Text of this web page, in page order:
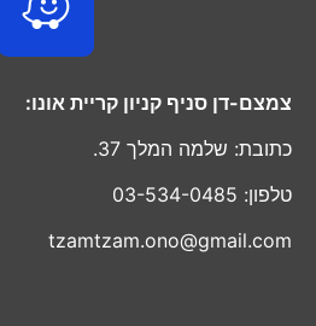
צמצם-דן סניף קניון קריית אונו:
כתובת: שלמה המלך 37.
טלפון: 03-534-0485
tzamtzam.ono@gmail.com